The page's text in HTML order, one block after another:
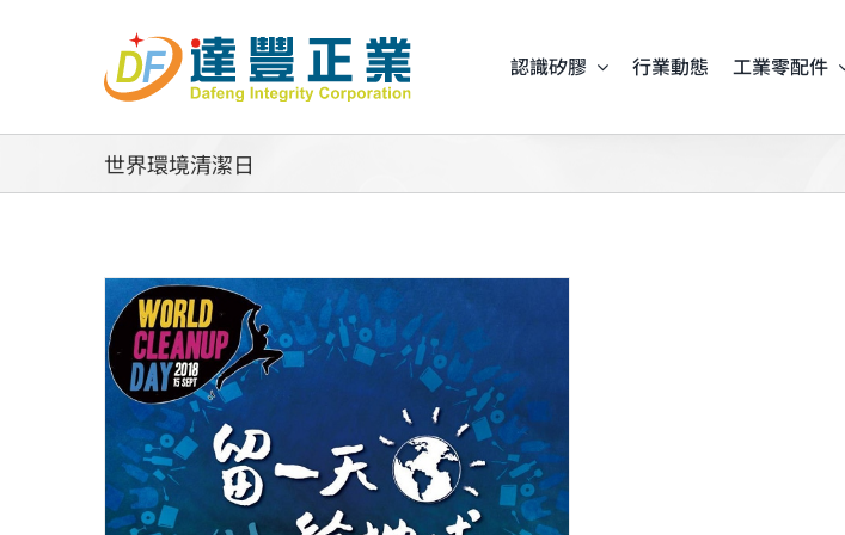
認識矽膠 行業動態 工業零配件
世界環境清潔日